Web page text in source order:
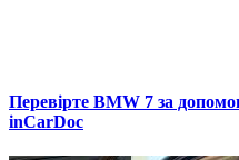
Перевірте BMW 7 за
inCarDoc